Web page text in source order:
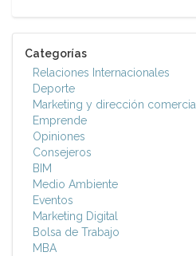
Categorías
Relaciones Internacionales
Deporte
Marketing y dirección comercial
Emprende
Opiniones
Consejeros
BIM
Medio Ambiente
Eventos
Marketing Digital
Bolsa de Trabajo
MBA